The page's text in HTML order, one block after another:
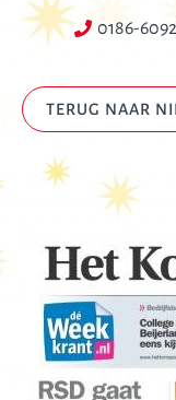
0186-
TERUG NAAR